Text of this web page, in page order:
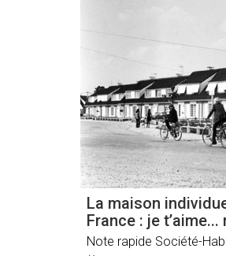
La maison
France : je
Note rapide Société-